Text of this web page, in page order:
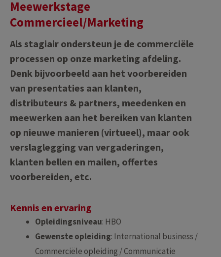
Meewerkstage
Commercieel/Marketing
Als stagiair ondersteun je de commerciële
processen op onze marketing afdeling.
Denk bijvoorbeeld aan het voorbereiden
van presentaties aan klanten,
distributeurs & partners, meedenken en
meewerken aan het bereiken van klanten
op nieuwe manieren (virtueel), maar ook
verslaglegging van vergaderingen,
klanten bellen en mailen, offertes
voorbereiden, etc.
Kennis en ervaring
Opleidingsniveau: HBO
Gewenste opleiding: International business /
Commerciële opleiding / Communicatie